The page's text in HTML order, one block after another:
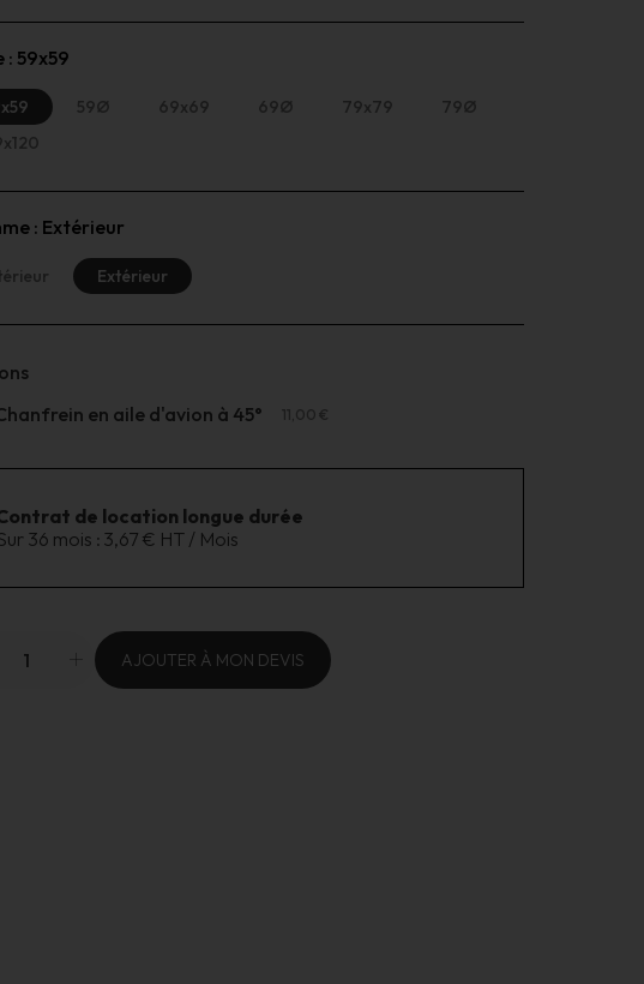
: 59x59
59Ø 69x69 69Ø 79x79
79Ø
: Extérieur
Extérieur
en aile d'avion à 45°
11,00 €
de location longue durée
36 mois : 3,67 € HT / Mois
AJOUTER À MON DEVIS